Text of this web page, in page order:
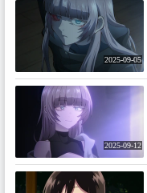
2025-09-05
2025-09-12